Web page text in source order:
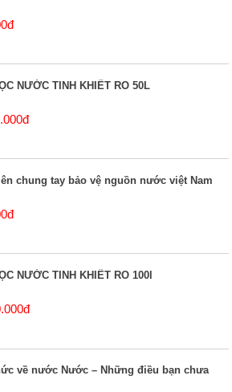
NƯỚC TINH KHIẾT RO 50L
chung tay bảo vệ nguồn nước việt Nam
NƯỚC TINH KHIẾT RO 100l
về nước Nước – Những điều bạn chưa